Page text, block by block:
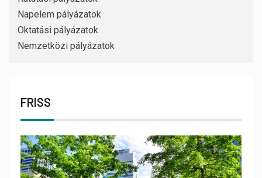
Napelem pályázatok
Oktatási pályázatok
Nemzetközi pályázatok
FRISS